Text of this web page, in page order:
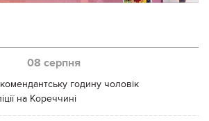
08 серпня
годину чоловік
на Кореччині